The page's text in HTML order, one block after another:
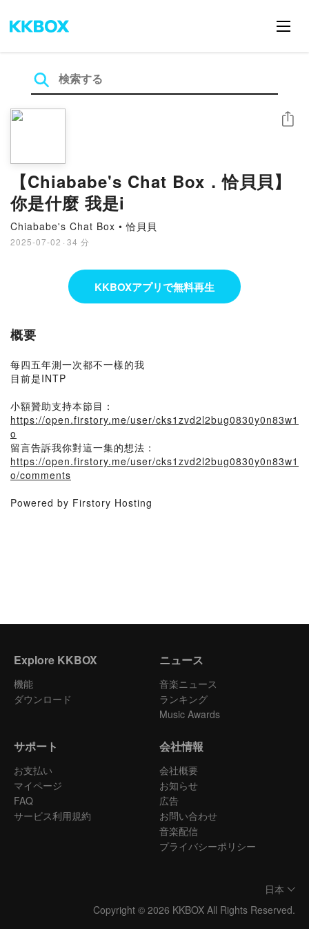
【Chiababe's Chat Box．恰貝貝】
你是什麼 我是i
Chiababe's Chat Box • 恰貝貝
2025-07-02 · 34 分
シェア
KKBOXアプリで無料再生
概要
每四五年測一次都不一樣的我
目前是INTP
小額贊助支持本節目：
https://open.firstory.me/user/cks1zvd2l2bug0830y0n83w1
o
留言告訴我你對這一集的想法：
https://open.firstory.me/user/cks1zvd2l2bug0830y0n83w1
o/comments
Powered by Firstory Hosting
Explore KKBOX
機能
ダウンロード
ニュース
音楽ニュース
ランキング
Music Awards
サポート
お支払い
マイページ
FAQ
サービス利用規約
会社情報
会社概要
お知らせ
広告
お問い合わせ
音楽配信
プライバシーポリシー
日本
Copyright © 2026 KKBOX All Rights Reserved.